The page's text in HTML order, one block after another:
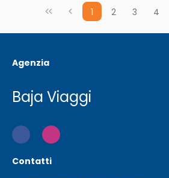
1 2 3 4
Agenzia
Baja Viaggi
Contatti